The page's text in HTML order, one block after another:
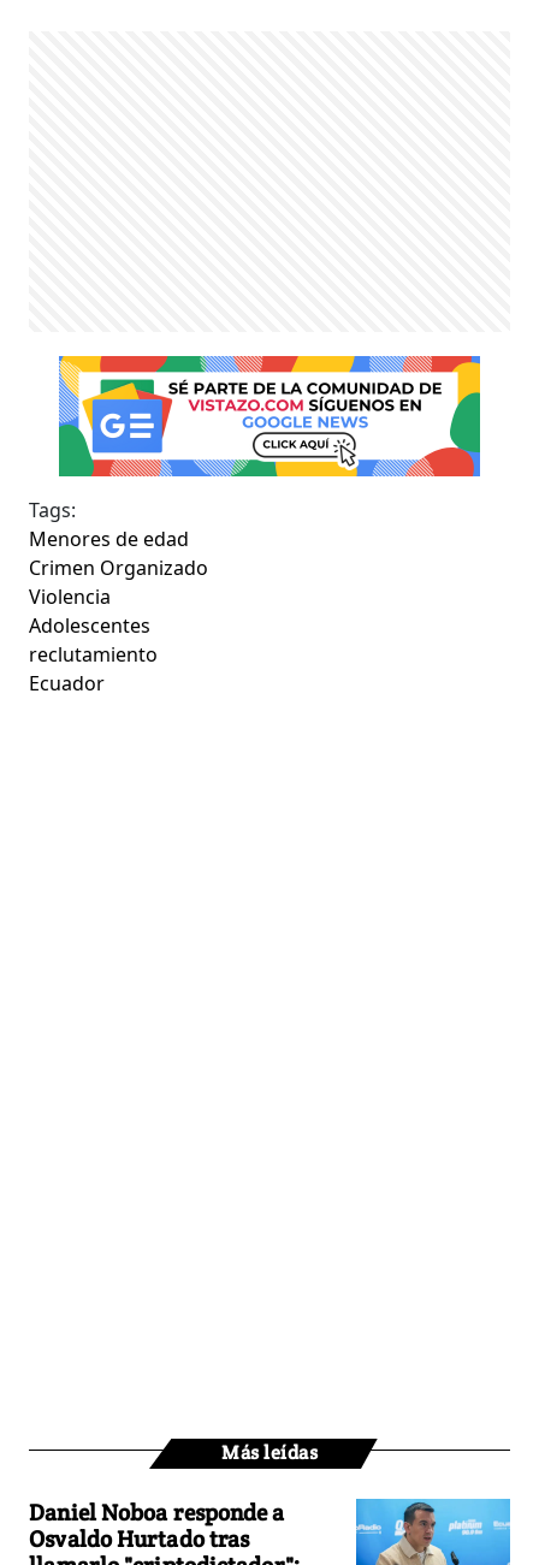
Tags:
Menores de edad
Crimen Organizado
Violencia
Adolescentes
reclutamiento
Ecuador
Más leídas
Daniel Noboa responde a
Osvaldo Hurtado tras